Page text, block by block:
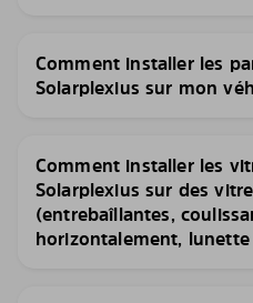
Comment installer les
Solarplexius sur mon
Comment installer les
Solarplexius sur des
(entrebaîllantes,
horizontalement,